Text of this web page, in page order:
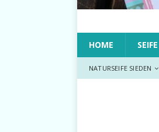
HOME
NATURSEIFE SIEDEN